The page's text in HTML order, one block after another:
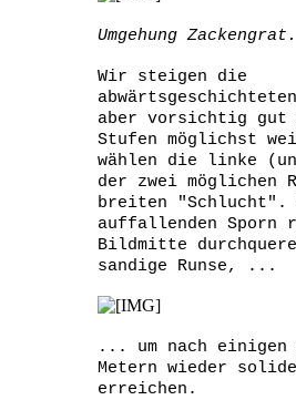
Umgehung Zackengrat.
Wir steigen die
aber vorsichtig gut
Stufen möglichst
wählen die linke
der zwei möglichen
breiten "Schlucht".
auffallenden Sporn
Bildmitte
sandige Runse, ...
... um nach einigen
Metern wieder
erreichen.